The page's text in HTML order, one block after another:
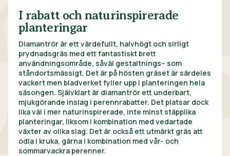
I rabatt och naturinspirerade
planteringar
Diamantrör är ett värdefullt, halvhögt och sirligt
prydnadsgräs med ett fantastiskt brett
användningsområde, såväl gestaltnings– som
ståndortsmässigt. Det är på hösten gräset är särdeles
vackert men bladverket fyller upp i planteringen hela
säsongen. Självklart är diamantrör ett underbart,
mjukgörande inslag i perennrabatter. Det platsar dock
lika väl i mer naturinspirerade, inte minst stäpplika
planteringar, liksom i kombination med vedartade
växter av olika slag. Det är också ett utmärkt gräs att
odla i kruka, gärna i kombination med vår- och
sommarvackra perenner.